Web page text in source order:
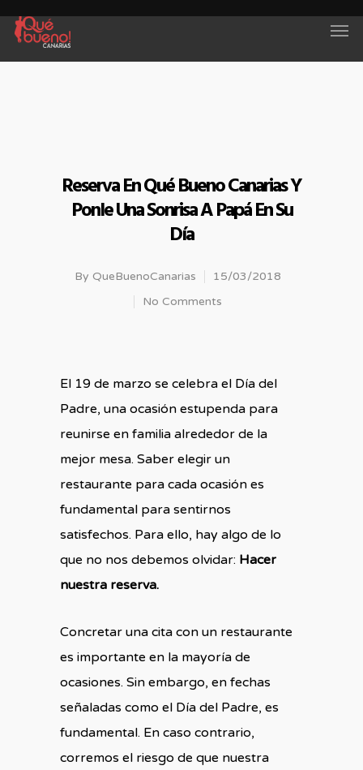
Reserva En Qué Bueno Canarias Y
Ponle Una Sonrisa A Papá En Su
Día
By QueBuenoCanarias
15/03/2018
No Comments
El 19 de marzo se celebra el Día del
Padre, una ocasión estupenda para
reunirse en familia alrededor de la
mejor mesa. Saber elegir un
restaurante para cada ocasión es
fundamental para sentirnos
satisfechos. Para ello, hay algo de lo
que no nos debemos olvidar: Hacer
nuestra reserva.
Concretar una cita con un restaurante
es importante en la mayoría de
ocasiones. Sin embargo, en fechas
señaladas como el Día del Padre, es
fundamental. En caso contrario,
corremos el riesgo de que nuestra